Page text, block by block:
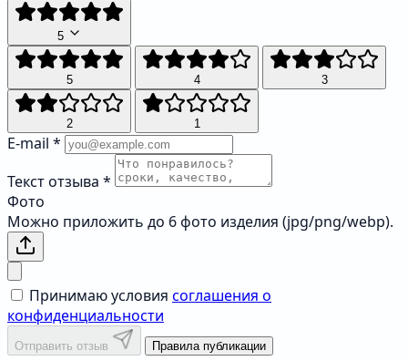
5
5 4 3
2 1
E-mail *
Текст отзыва *
Фото
Можно приложить до 6 фото изделия (jpg/png/webp).
Принимаю условия соглашения о
конфиденциальности
Отправить отзыв Правила публикации